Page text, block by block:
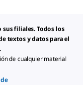
sus filiales. Todos los
textos y datos para el
de cualquier material